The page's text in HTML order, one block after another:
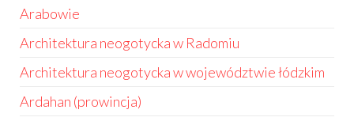
Arabowie
Architektura neogotycka w Radomiu
Architektura neogotycka w województwie łódzkim
Ardahan (prowincja)